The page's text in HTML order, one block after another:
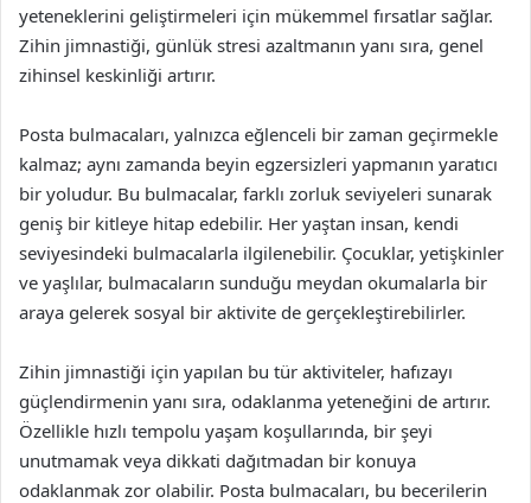
yeteneklerini geliştirmeleri için mükemmel fırsatlar sağlar.
Zihin jimnastiği, günlük stresi azaltmanın yanı sıra, genel
zihinsel keskinliği artırır.
Posta bulmacaları, yalnızca eğlenceli bir zaman geçirmekle
kalmaz; aynı zamanda beyin egzersizleri yapmanın yaratıcı
bir yoludur. Bu bulmacalar, farklı zorluk seviyeleri sunarak
geniş bir kitleye hitap edebilir. Her yaştan insan, kendi
seviyesindeki bulmacalarla ilgilenebilir. Çocuklar, yetişkinler
ve yaşlılar, bulmacaların sunduğu meydan okumalarla bir
araya gelerek sosyal bir aktivite de gerçekleştirebilirler.
Zihin jimnastiği için yapılan bu tür aktiviteler, hafızayı
güçlendirmenin yanı sıra, odaklanma yeteneğini de artırır.
Özellikle hızlı tempolu yaşam koşullarında, bir şeyi
unutmamak veya dikkati dağıtmadan bir konuya
odaklanmak zor olabilir. Posta bulmacaları, bu becerilerin